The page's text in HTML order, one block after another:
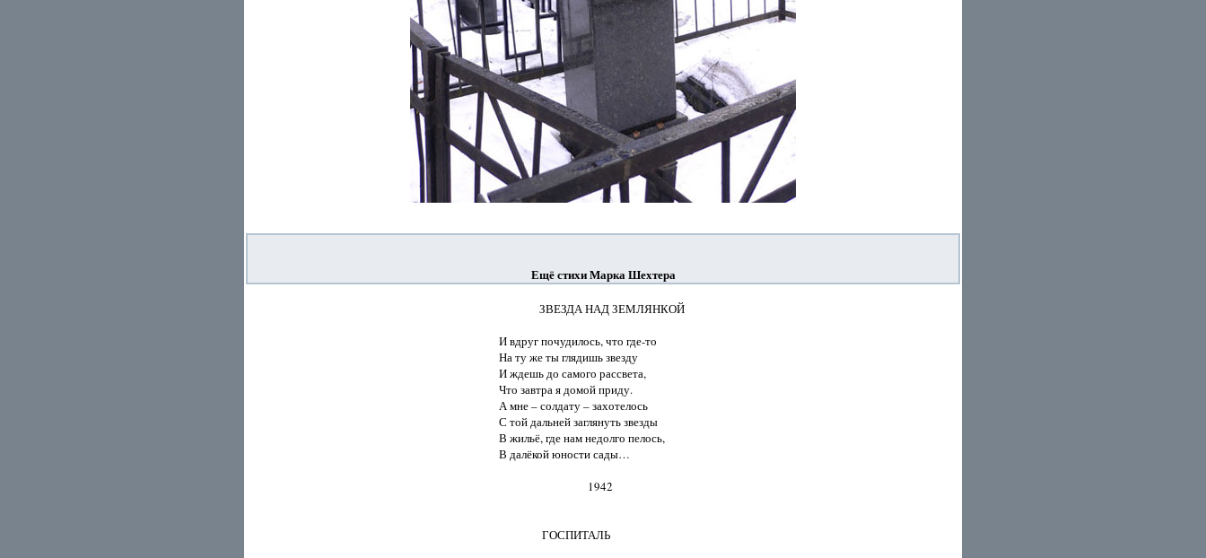
Ещё стихи Марка Шехтера
               ЗВЕЗДА НАД ЗЕМЛЯНКОЙ
И вдруг почудилось, что где-то
На ту же ты глядишь звезду
И ждешь до самого рассвета,
Что завтра я домой приду.
А мне – солдату – захотелось
С той дальней заглянуть звезды
В жильё, где нам недолго пелось,
В далёкой юности сады…
                                 1942
                ГОСПИТАЛЬ